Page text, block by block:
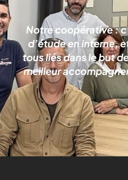
Notre coopérative :
d’étude en interne,
tous liés dans le but
meilleur